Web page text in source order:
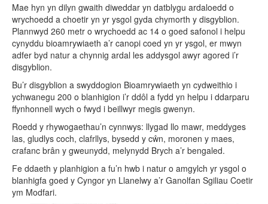
Mae hyn yn dilyn gwaith diweddar yn datblygu ardaloedd o
wrychoedd a choetir yn yr ysgol gyda chymorth y disgyblion.
Plannwyd 260 metr o wrychoedd ac 14 o goed safonol i helpu
cynyddu bioamrywiaeth a’r canopi coed yn yr ysgol, er mwyn
adfer byd natur a chynnig ardal les addysgol awyr agored i’r
disgyblion.
Bu’r disgyblion a swyddogion Bioamrywiaeth yn cydweithio i
ychwanegu 200 o blanhigion i’r ddôl a fydd yn helpu i ddarparu
ffynhonnell wych o fwyd i beillwyr megis gwenyn.
Roedd y rhywogaethau’n cynnwys: llygad llo mawr, meddyges
las, gludlys coch, clafrllys, bysedd y cŵn, moronen y maes,
crafanc brân y gweunydd, melynydd Brych a’r bengaled.
Fe ddaeth y planhigion a fu’n hwb i natur o amgylch yr ysgol o
blanhigfa goed y Cyngor yn Llanelwy a’r Ganolfan Sgiliau Coetir
ym Modfari.